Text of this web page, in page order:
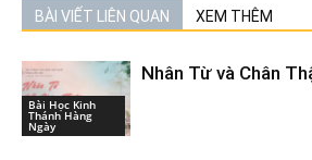
BÀI VIẾT LIÊN QUAN XEM THÊM
Bài Học Kinh
Thánh Hàng
Ngày
Nhân Từ và Chân